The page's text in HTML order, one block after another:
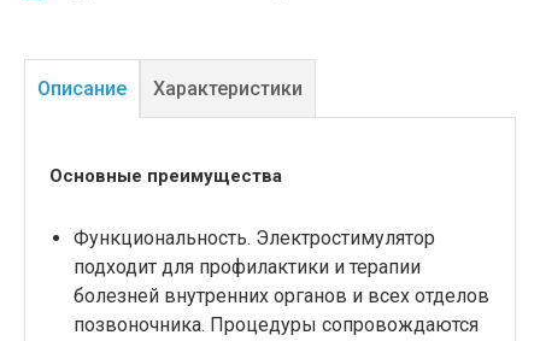
Описание Характеристики
Основные преимущества
Функциональность. Электростимулятор
подходит для профилактики и терапии
болезней внутренних органов и всех отделов
позвоночника. Процедуры сопровождаются